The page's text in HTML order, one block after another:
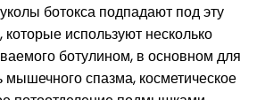
ботокса подпадают под эту
которые используют несколько
ботулином, в основном для
мышечного спазма, косметическое